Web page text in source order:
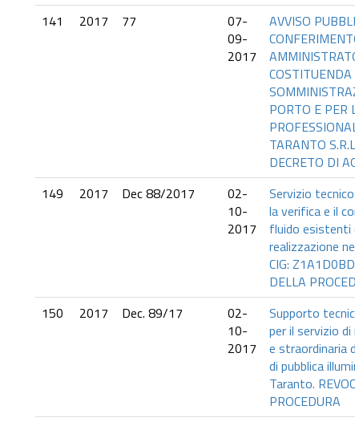
141 2017 77
07-
09-
2017
AVVISO
PORTO E PER
TARANTO
DECRETO DI
149 2017 Dec 88/2017
02-
10-
2017
Servizio
la verifica e il
fluido esistenti
realizzazione
CIG:
DELLA
150 2017 Dec. 89/17
02-
10-
2017
Supporto
per il servizio
e straordinaria
di pubblica
Taranto.
PROCEDURA